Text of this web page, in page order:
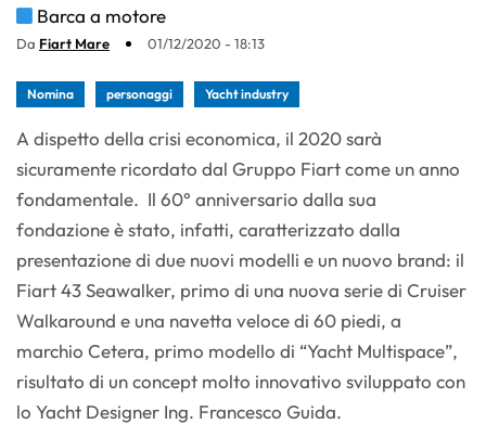
Barca a motore
Da Fiart Mare 01/12/2020 - 18:13
Nomina personaggi Yacht industry
A dispetto della crisi economica, il 2020 sarà
sicuramente ricordato dal Gruppo Fiart come un anno
fondamentale. Il 60° anniversario dalla sua
fondazione è stato, infatti, caratterizzato dalla
presentazione di due nuovi modelli e un nuovo brand: il
Fiart 43 Seawalker, primo di una nuova serie di Cruiser
Walkaround e una navetta veloce di 60 piedi, a
marchio Cetera, primo modello di “Yacht Multispace”,
risultato di un concept molto innovativo sviluppato con
lo Yacht Designer Ing. Francesco Guida.